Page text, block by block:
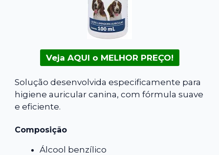
Veja AQUI o MELHOR PREÇO!
Solução desenvolvida especificamente para
higiene auricular canina, com fórmula suave
e eficiente.
Composição
Álcool benzílico